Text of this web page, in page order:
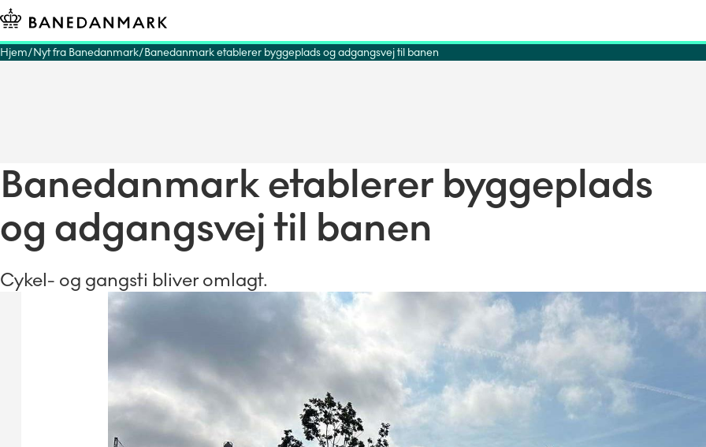
Hjem Nyt fra Banedanmark Banedanmark etablerer byggeplads og adgangsvej til banen
Banedanmark etablerer byggeplads
og adgangsvej til banen
Cykel- og gangsti bliver omlagt.